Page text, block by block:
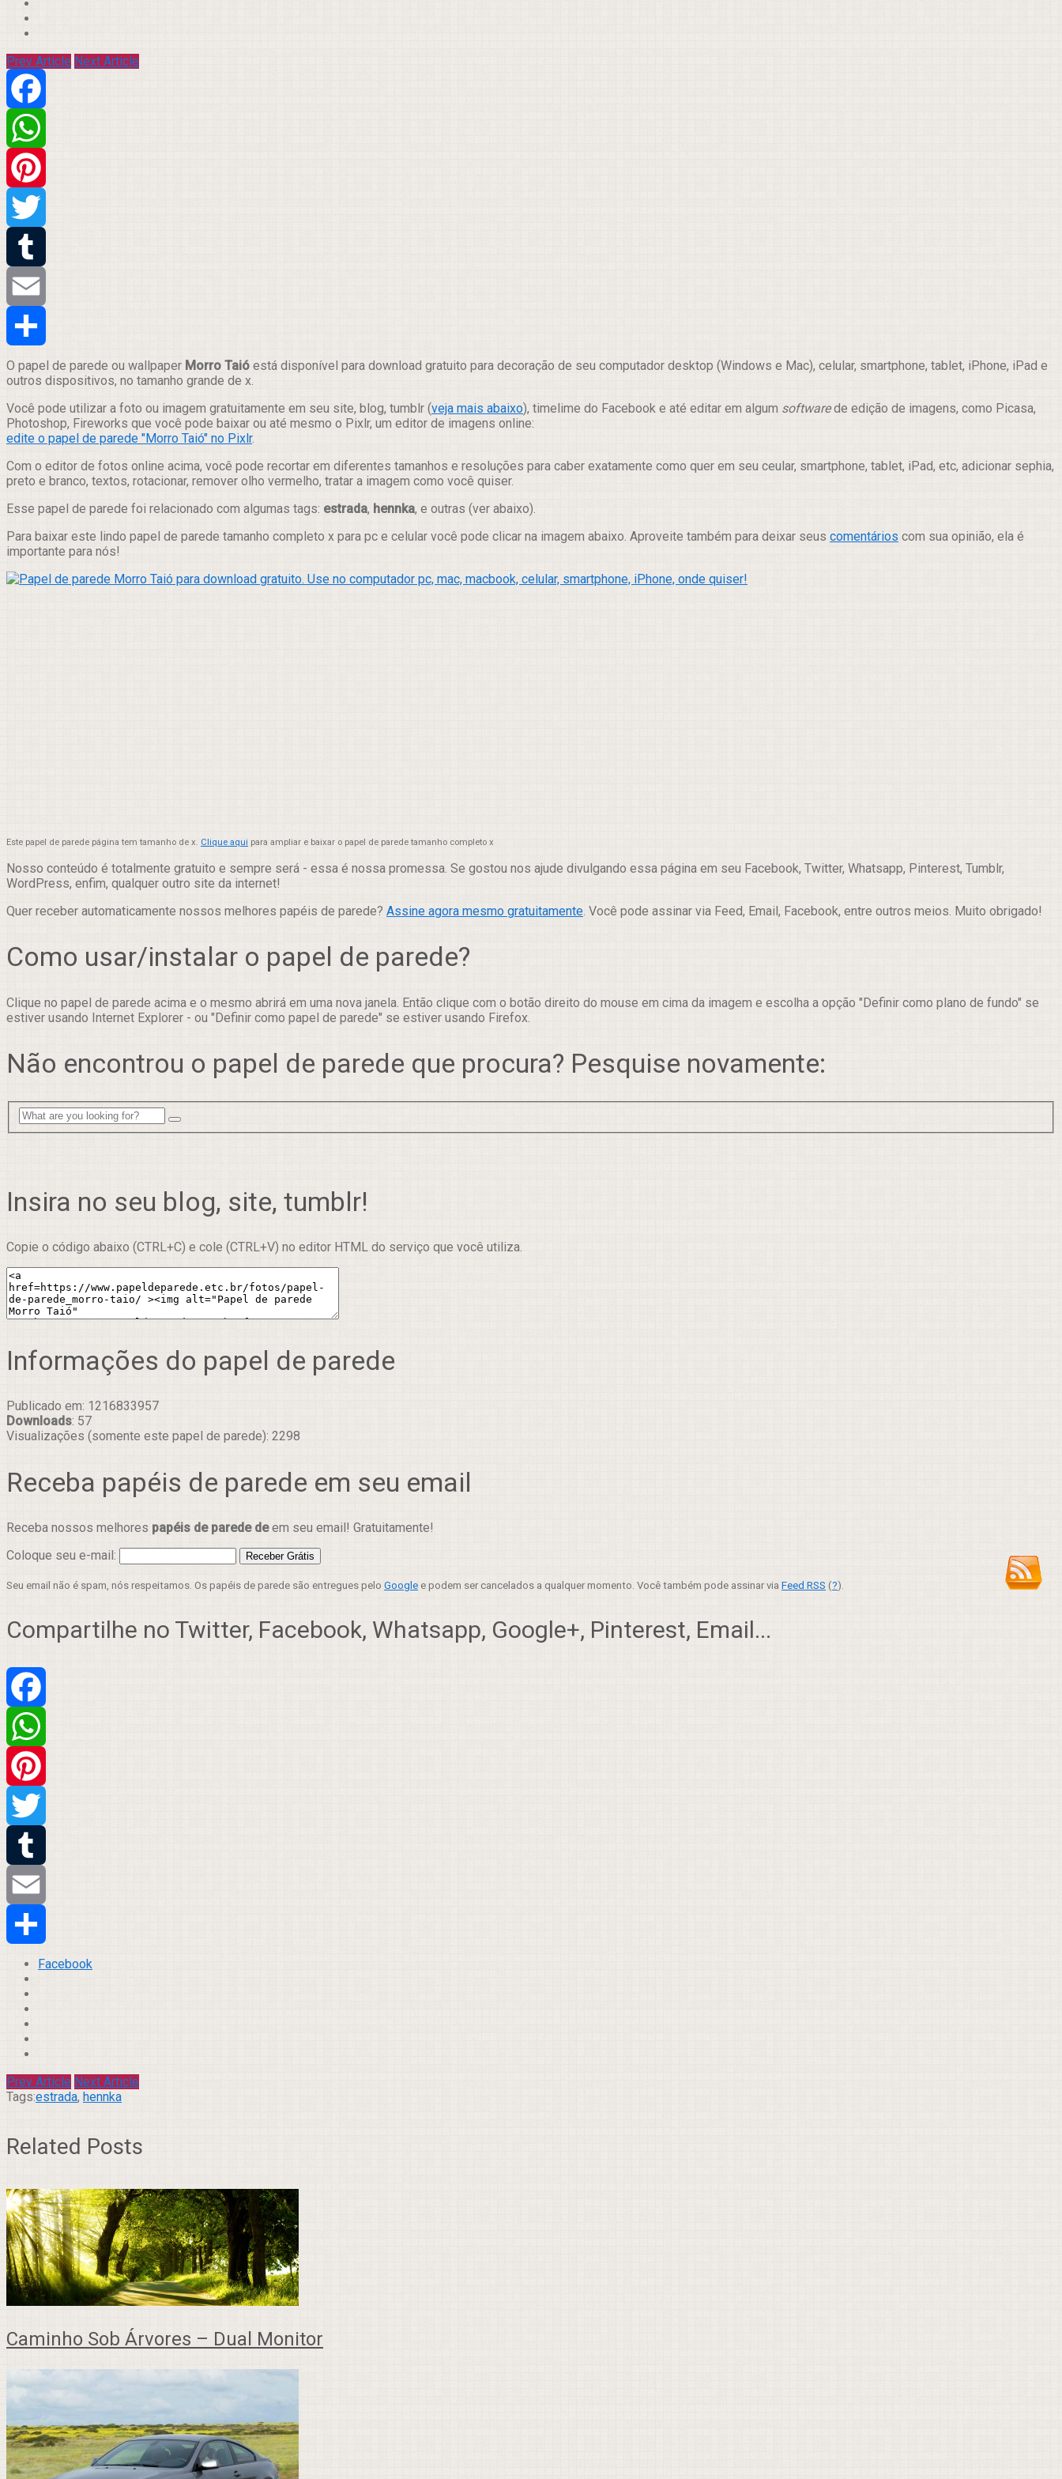
Prev Article Next Article
Facebook
WhatsApp
Pinterest
Twitter
Tumblr
Email
Compartilhar
O papel de parede ou wallpaper Morro Taió está disponível para download gratuito para decoração de seu computador desktop (Windows e Mac), celular, smartphone, tablet, iPhone, iPad e
outros dispositivos, no tamanho grande de x.
Você pode utilizar a foto ou imagem gratuitamente em seu site, blog, tumblr (veja mais abaixo), timelime do Facebook e até editar em algum softwarede edição de imagens, como Picasa,
Photoshop, Fireworks que você pode baixar ou até mesmo o Pixlr, um editor de imagens online:
edite o papel de parede "Morro Taió" no Pixlr.
Com o editor de fotos online acima, você pode recortar em diferentes tamanhos e resoluções para caber exatamente como quer em seu ceular, smartphone, tablet, iPad, etc, adicionar sephia,
preto e branco, textos, rotacionar, remover olho vermelho, tratar a imagem como você quiser.
Esse papel de parede foi relacionado com algumas tags: estrada, hennka, e outras (ver abaixo).
Para baixar este lindo papel de parede tamanho completo x para pc e celular você pode clicar na imagem abaixo. Aproveite também para deixar seus comentários com sua opinião, ela é
importante para nós!
Este papel de parede página tem tamanho de x. Clique aqui para ampliar e baixar o papel de parede tamanho completo x
Nosso conteúdo é totalmente gratuito e sempre será - essa é nossa promessa. Se gostou nos ajude divulgando essa página em seu Facebook, Twitter, Whatsapp, Pinterest, Tumblr,
WordPress, enfim, qualquer outro site da internet!
Quer receber automaticamente nossos melhores papéis de parede? Assine agora mesmo gratuitamente. Você pode assinar via Feed, Email, Facebook, entre outros meios. Muito obrigado!
Como usar/instalar o papel de parede?
Clique no papel de parede acima e o mesmo abrirá em uma nova janela. Então clique com o botão direito do mouse em cima da imagem e escolha a opção "Definir como plano de fundo" se
estiver usando Internet Explorer - ou "Definir como papel de parede" se estiver usando Firefox.
Não encontrou o papel de parede que procura? Pesquise novamente:
Insira no seu blog, site, tumblr!
Copie o código abaixo (CTRL+C) e cole (CTRL+V) no editor HTML do serviço que você utiliza.
Informações do papel de parede
Publicado em: 1216833957
Downloads: 57
Visualizações (somente este papel de parede): 2298
Receba papéis de parede em seu email
Receba nossos melhores papéis de parede deem seu email! Gratuitamente!
Coloque seu e-mail:
Seu email não é spam, nós respeitamos. Os papéis de parede são entregues pelo Google e podem ser cancelados a qualquer momento. Você também pode assinar via Feed RSS (?).
Compartilhe no Twitter, Facebook, Whatsapp, Google+, Pinterest, Email...
Facebook
WhatsApp
Pinterest
Twitter
Tumblr
Email
Compartilhar
Facebook
Prev Article Next Article
Tags:estrada, hennka
Related Posts
Caminho Sob Árvores – Dual Monitor